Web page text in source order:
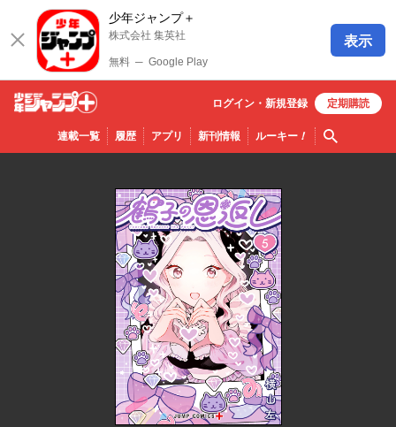
少年ジャンプ＋
株式会社 集英社
無料 ─ Google Play
表示
少年ジ
ャンプ
連載一覧 履歴 アプリ 新刊情報 ルーキー！ 検索
ログイン・ 新規登録 定期購読